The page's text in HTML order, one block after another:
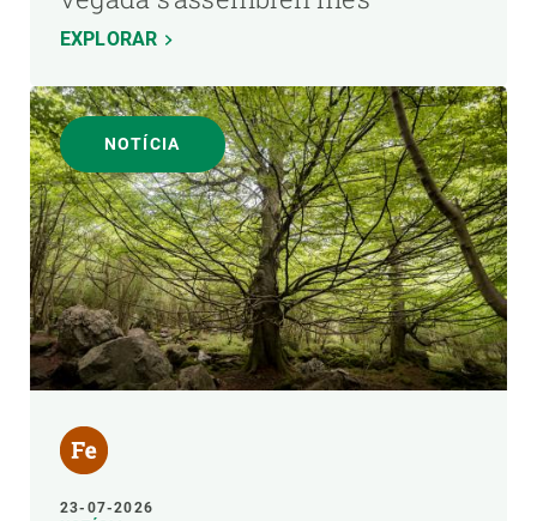
EXPLORAR
NOTÍCIA
23-07-2026